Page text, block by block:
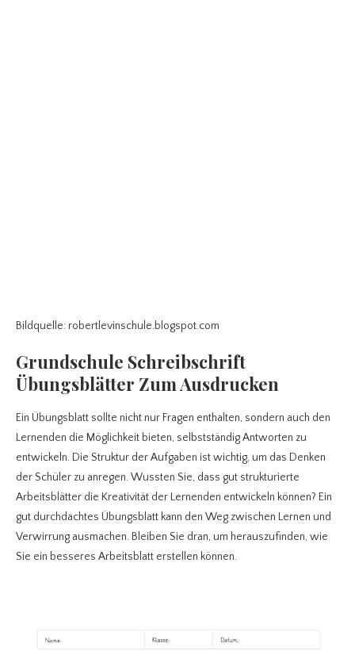
Bildquelle: robertlevinschule.blogspot.com
Grundschule Schreibschrift
Übungsblätter Zum Ausdrucken
Ein Übungsblatt sollte nicht nur Fragen enthalten, sondern auch den
Lernenden die Möglichkeit bieten, selbstständig Antworten zu
entwickeln. Die Struktur der Aufgaben ist wichtig, um das Denken
der Schüler zu anregen. Wussten Sie, dass gut strukturierte
Arbeitsblätter die Kreativität der Lernenden entwickeln können? Ein
gut durchdachtes Übungsblatt kann den Weg zwischen Lernen und
Verwirrung ausmachen. Bleiben Sie dran, um herauszufinden, wie
Sie ein besseres Arbeitsblatt erstellen können.